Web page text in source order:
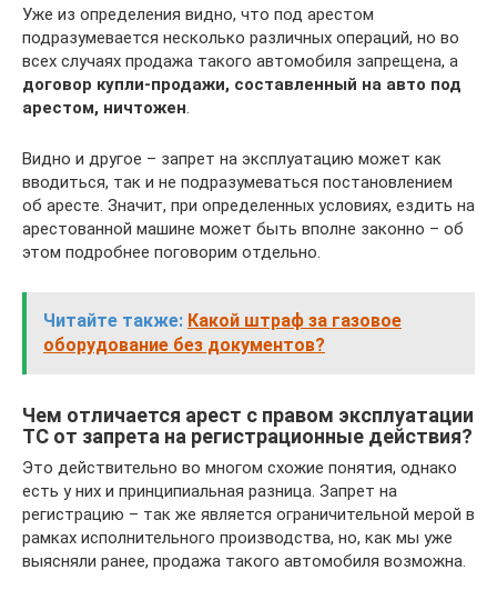
Уже из определения видно, что под арестом
подразумевается несколько различных операций, но во
всех случаях продажа такого автомобиля запрещена, а
договор купли-продажи, составленный на авто под
арестом, ничтожен
Видно и другое – запрет на эксплуатацию может как
вводиться, так и не подразумеваться постановлением
об аресте. Значит, при определенных условиях, ездить на
арестованной машине может быть вполне законно – об
этом подробнее поговорим отдельно.
Читайте также: Какой штраф за газовое
оборудование без документов?
Чем отличается арест с правом эксплуатации
ТС от запрета на регистрационные действия?
Это действительно во многом схожие понятия, однако
есть у них и принципиальная разница. Запрет на
регистрацию – так же является ограничительной мерой в
рамках исполнительного производства, но, как мы уже
выясняли ранее, продажа такого автомобиля возможна.